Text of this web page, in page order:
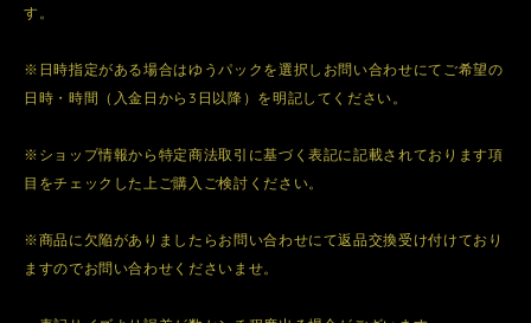
す。
※日時指定がある場合はゆうパックを選択しお問い合わせにてご希望の
日時・時間（入金日から3日以降）を明記してください。
※ショップ情報から特定商法取引に基づく表記に記載されております項
目をチェックした上ご購入ご検討ください。
※商品に欠陥がありましたらお問い合わせにて返品交換受け付けており
ますのでお問い合わせくださいませ。